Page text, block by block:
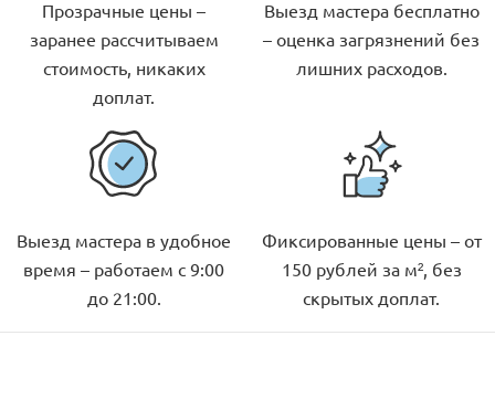
Прозрачные цены –
заранее рассчитываем
стоимость, никаких
доплат.
Выезд мастера бесплатно
– оценка загрязнений без
лишних расходов.
Выезд мастера в удобное
время – работаем с 9:00
до 21:00.
Фиксированные цены – от
150 рублей за м², без
скрытых доплат.